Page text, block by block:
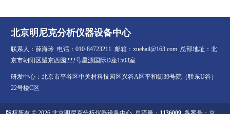
北京明尼克分析仪器设备中心
联系人：薛海玲 电话：010-84723211 邮箱：xuehail@163.com 总部地址：北
京市朝阳区望京西园222号星源国际D座1503室
研发中心：北京市平谷区中关村科技园区兴谷A区平和街39号院（联东U谷）
22号楼C区